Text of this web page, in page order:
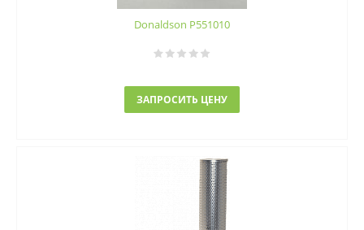
Donaldson P551010
ЗАПРОСИТЬ ЦЕНУ